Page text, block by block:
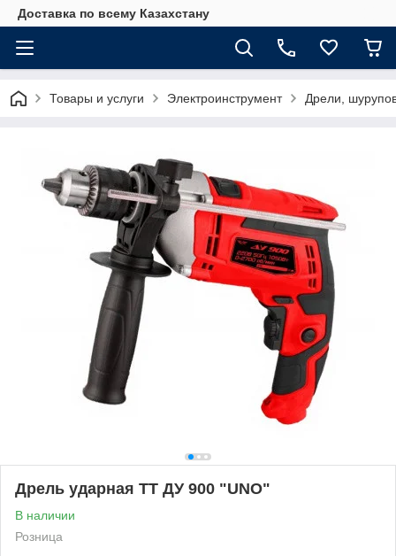
Доставка по всему Казахстану
Товары и услуги Электроинструмент Дрели,
Дрель ударная TT ДУ 900 "UNO"
В наличии
Розница